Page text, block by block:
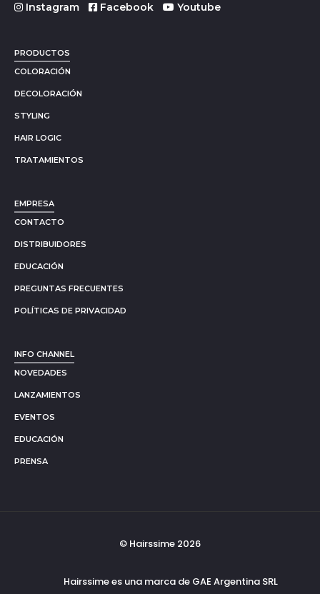
Instagram Facebook Youtube
PRODUCTOS
COLORACIÓN
DECOLORACIÓN
STYLING
HAIR LOGIC
TRATAMIENTOS
EMPRESA
CONTACTO
DISTRIBUIDORES
EDUCACIÓN
PREGUNTAS FRECUENTES
POLÍTICAS DE PRIVACIDAD
INFO CHANNEL
NOVEDADES
LANZAMIENTOS
EVENTOS
EDUCACIÓN
PRENSA
© Hairssime 2026
Hairssime es una marca de GAE Argentina SRL